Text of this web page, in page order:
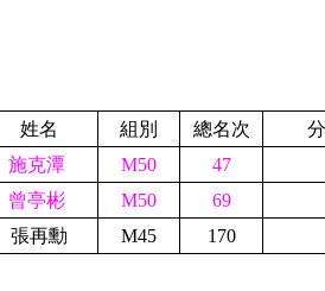
姓名 組別 總名次
施克潭 M50 47
曾亭彬 M50 69
張再勳 M45 170